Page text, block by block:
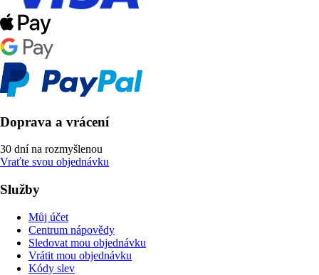
Doprava a vrácení
30 dní na rozmyšlenou
Vraťte svou objednávku
Služby
Můj účet
Centrum nápovědy
Sledovat mou objednávku
Vrátit mou objednávku
Kódy slev